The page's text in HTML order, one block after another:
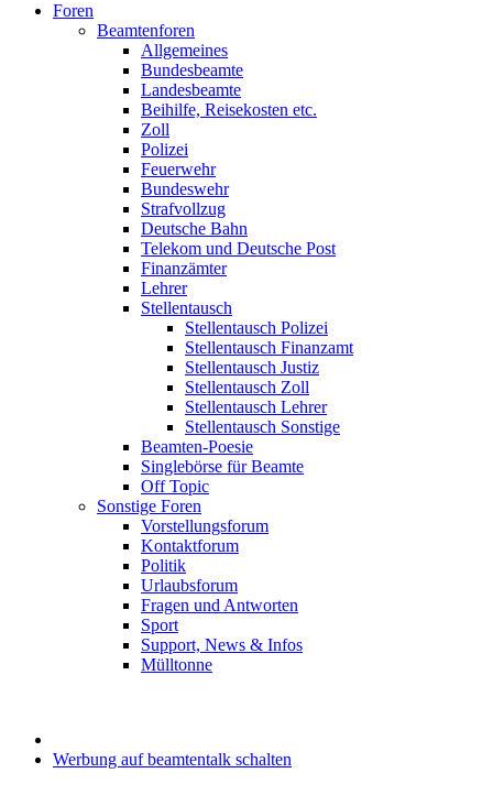
Foren
Beamtenforen
Allgemeines
Bundesbeamte
Landesbeamte
Beihilfe, Reisekosten etc.
Zoll
Polizei
Feuerwehr
Bundeswehr
Strafvollzug
Deutsche Bahn
Telekom und Deutsche Post
Finanzämter
Lehrer
Stellentausch
Stellentausch Polizei
Stellentausch Finanzamt
Stellentausch Justiz
Stellentausch Zoll
Stellentausch Lehrer
Stellentausch Sonstige
Beamten-Poesie
Singlebörse für Beamte
Off Topic
Sonstige Foren
Vorstellungsforum
Kontaktforum
Politik
Urlaubsforum
Fragen und Antworten
Sport
Support, News & Infos
Mülltonne
Werbung auf beamtentalk schalten